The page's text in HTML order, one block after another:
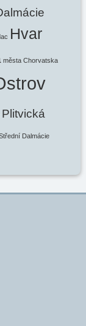
Hvar
města Chorvatska
Plitvická
Dalmácie